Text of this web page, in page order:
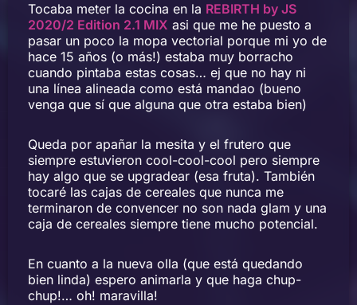
Tocaba meter la cocina en la REBIRTH by JS
2020/2 Edition 2.1 MIX asi que me he puesto a
pasar un poco la mopa vectorial porque mi yo de
hace 15 años (o más!) estaba muy borracho
cuando pintaba estas cosas… ej que no hay ni
una línea alineada como está mandao (bueno
venga que sí que alguna que otra estaba bien)
Queda por apañar la mesita y el frutero que
siempre estuvieron cool-cool-cool pero siempre
hay algo que se upgradear (esa fruta). También
tocaré las cajas de cereales que nunca me
terminaron de convencer no son nada glam y una
caja de cereales siempre tiene mucho potencial.
En cuanto a la nueva olla (que está quedando
bien linda) espero animarla y que haga chup-
chup!… oh! maravilla!